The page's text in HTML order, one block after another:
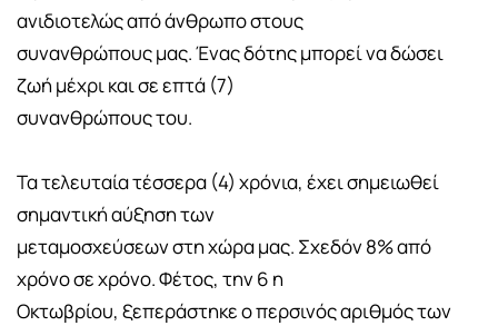
ανιδιοτελώς από άνθρωπο στους
συνανθρώπους μας. Ένας δότης μπορεί να δώσει
ζωή μέχρι και σε επτά (7)
συνανθρώπους του.
Τα τελευταία τέσσερα (4) χρόνια, έχει σημειωθεί
σημαντική αύξηση των
μεταμοσχεύσεων στη χώρα μας. Σχεδόν 8% από
χρόνο σε χρόνο. Φέτος, την 6 η
Οκτωβρίου, ξεπεράστηκε ο περσινός αριθμός των